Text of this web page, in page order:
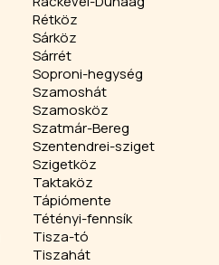
Rétköz
Sárköz
Sárrét
Soproni-hegység
Szamoshát
Szamosköz
Szatmár-Bereg
Szentendrei-sziget
Szigetköz
Taktaköz
Tápiómente
Tétényi-fennsík
Tisza-tó
Tiszahát